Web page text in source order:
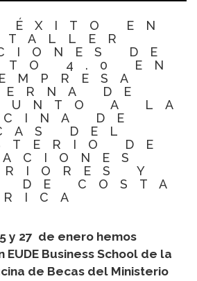
ÉXITO EN
DE
4.0 EN
DE
A LA
DE
DEL
DE
Y
DE COSTA
RICA
y 27 de enero hemos
Business School de la
de Becas del Ministerio